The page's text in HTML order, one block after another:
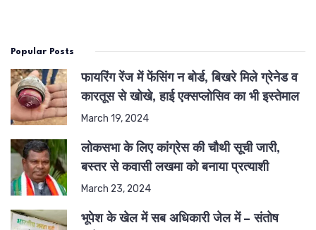
Popular Posts
फायरिंग रेंज में फेंसिंग न बोर्ड, बिखरे मिले ग्रेनेड व
कारतूस से खोखे, हाई एक्सप्लोसिव का भी इस्तेमाल
March 19, 2024
लोकसभा के लिए कांग्रेस की चौथी सूची जारी,
बस्तर से कवासी लखमा को बनाया प्रत्याशी
March 23, 2024
भूपेश के खेल में सब अधिकारी जेल में – संतोष